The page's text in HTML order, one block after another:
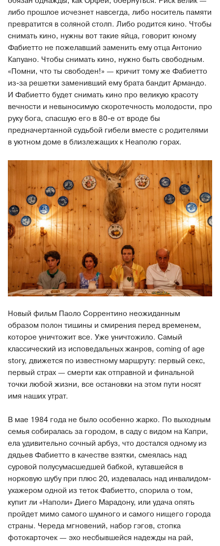
либо прошлое исчезнет навсегда, либо носитель памяти
превратится в соляной столп. Либо родится кино. Чтобы
снимать кино, нужны вот такие яйца, говорит юному
Фабиетто не пожелавший заменить ему отца Антонио
Капуано. Чтобы снимать кино, нужно быть свободным.
«Помни, что ты свободен!» — кричит тому же Фабиетто
из-за решетки заменивший ему брата бандит Армандо.
И Фабиетто будет снимать кино про великую красоту
вечности и невыносимую скоротечность молодости, про
руку бога, спасшую его в 80-е от вроде бы
предначертанной судьбой гибели вместе с родителями
в уютном доме в близлежащих к Неаполю горах.
Новый фильм Паоло Соррентино неожиданным
образом полон тишины и смирения перед временем,
которое уничтожит все. Уже уничтожило. Самый
классический из исповедальных жанров, coming of age
story, движется по известному маршруту: первый секс,
первый страх — смерти как отправной и финальной
точки любой жизни, все остановки на этом пути носят
имя наших утрат.
В мае 1984 года не было особенно жарко. По выходным
семья собиралась за городом, в саду с видом на Капри,
ела удивительно сочный арбуз, что достался одному из
дядьев Фабиетто в качестве взятки, смеялась над
суровой полусумасшедшей бабкой, кутавшейся в
норковую шубу при плюс 20, издевалась над инвалидом-
ухажером одной из теток Фабиетто, спорила о том,
купит ли «Наполи» Диего Марадону, или удача опять
пройдет мимо самого шумного и самого нищего города
страны. Череда мгновений, набор гэгов, стопка
фотокарточек — эхо несбывшейся надежды на рай,